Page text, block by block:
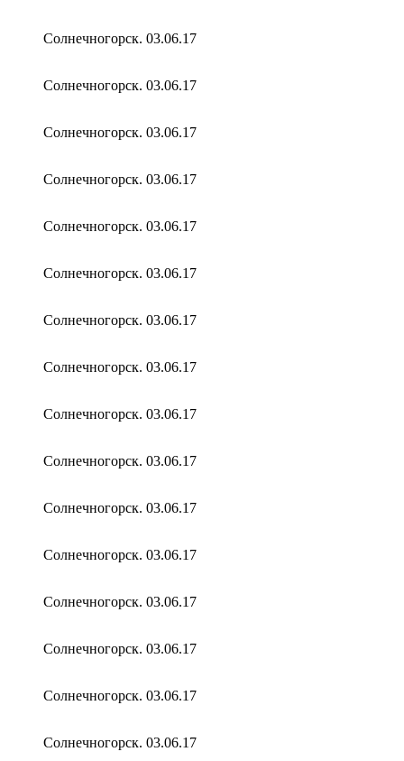
Солнечногорск. 03.06.17
Солнечногорск. 03.06.17
Солнечногорск. 03.06.17
Солнечногорск. 03.06.17
Солнечногорск. 03.06.17
Солнечногорск. 03.06.17
Солнечногорск. 03.06.17
Солнечногорск. 03.06.17
Солнечногорск. 03.06.17
Солнечногорск. 03.06.17
Солнечногорск. 03.06.17
Солнечногорск. 03.06.17
Солнечногорск. 03.06.17
Солнечногорск. 03.06.17
Солнечногорск. 03.06.17
Солнечногорск. 03.06.17